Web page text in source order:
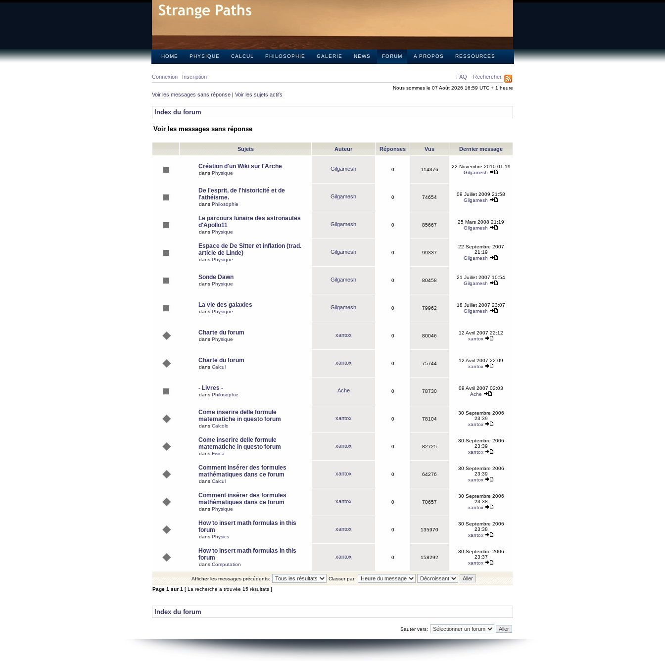
HOME PHYSIQUE CALCUL PHILOSOPHIE GALERIE NEWS FORUM A PROPOS RESSOURCES
FAQ Rechercher
Connexion Inscription
Nous sommes le 07 Août 2026 16:59 UTC + 1 heure
Voir les messages sans réponse | Voir les sujets actifs
Index du forum
Voir les messages sans réponse
Sujets Auteur Réponses Vus Dernier message
Création d'un Wiki sur l'Arche
dans Physique
Gilgamesh 0 114376
22 Novembre 2010 01:19
Gilgamesh
De l'esprit, de l'historicité et de
l'athéisme.
dans Philosophie
Gilgamesh 0 74654
09 Juillet 2009 21:58
Gilgamesh
Le parcours lunaire des astronautes
d'Apollo11
dans Physique
Gilgamesh 0 85667
25 Mars 2008 21:19
Gilgamesh
Espace de De Sitter et inflation (trad.
article de Linde)
dans Physique
Gilgamesh 0 99337
22 Septembre 2007
21:19
Gilgamesh
Sonde Dawn
dans Physique
Gilgamesh 0 80458
21 Juillet 2007 10:54
Gilgamesh
La vie des galaxies
dans Physique
Gilgamesh 0 79962
18 Juillet 2007 23:07
Gilgamesh
Charte du forum
dans Physique
xantox 0 80046
12 Avril 2007 22:12
xantox
Charte du forum
dans Calcul
xantox 0 75744
12 Avril 2007 22:09
xantox
- Livres -
dans Philosophie
Ache 0 78730
09 Avril 2007 02:03
Ache
Come inserire delle formule
matematiche in questo forum
dans Calcolo
xantox 0 78104
30 Septembre 2006
23:39
xantox
Come inserire delle formule
matematiche in questo forum
dans Fisica
xantox 0 82725
30 Septembre 2006
23:39
xantox
Comment insérer des formules
mathématiques dans ce forum
dans Calcul
xantox 0 64276
30 Septembre 2006
23:39
xantox
Comment insérer des formules
mathématiques dans ce forum
dans Physique
xantox 0 70657
30 Septembre 2006
23:38
xantox
How to insert math formulas in this
forum
dans Physics
xantox 0 135970
30 Septembre 2006
23:38
xantox
How to insert math formulas in this
forum
dans Computation
xantox 0 158292
30 Septembre 2006
23:37
xantox
Afficher les messages précédents:
Classer par:
Page 1 sur 1 [ La recherche a trouvée 15 résultats ]
Index du forum
Sauter vers: